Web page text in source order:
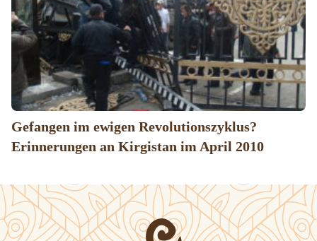
Gefangen im ewigen Revolutionszyklus?
Erinnerungen an Kirgistan im April 2010